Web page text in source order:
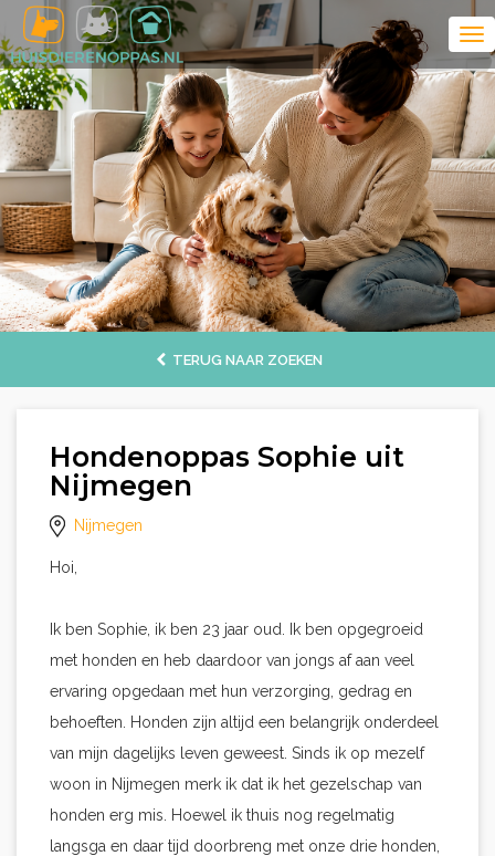
TERUG NAAR ZOEKEN
Hondenoppas Sophie uit
Nijmegen
Nijmegen
Hoi,
Ik ben Sophie, ik ben 23 jaar oud. Ik ben opgegroeid
met honden en heb daardoor van jongs af aan veel
ervaring opgedaan met hun verzorging, gedrag en
behoeften. Honden zijn altijd een belangrijk onderdeel
van mijn dagelijks leven geweest. Sinds ik op mezelf
woon in Nijmegen merk ik dat ik het gezelschap van
honden erg mis. Hoewel ik thuis nog regelmatig
langsga en daar tijd doorbreng met onze drie honden,